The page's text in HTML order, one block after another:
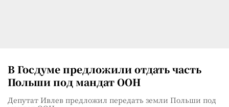
В Госдуме предложили отдать часть
Польши под мандат ООН
Депутат Ивлев предложил передать земли Польши под